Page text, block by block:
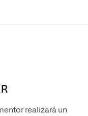
realizará un